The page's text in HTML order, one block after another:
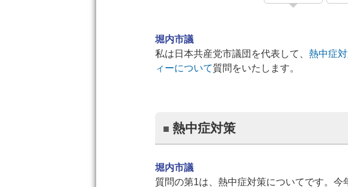
堀内市議
私は日本共産党市議団を代表して、熱中症
ィーについて質問をいたします。
熱中症対策
堀内市議
質問の第1は、熱中症対策についてです。